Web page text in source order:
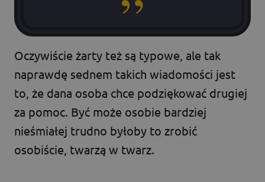
Oczywiście żarty też są typowe, ale tak
naprawdę sednem takich wiadomości jest
to, że dana osoba chce podziękować drugiej
za pomoc. Być może osobie bardziej
nieśmiałej trudno byłoby to zrobić
osobiście, twarzą w twarz.